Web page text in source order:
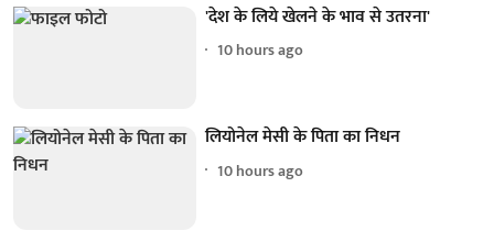
'देश के लिये खेलने के भाव से उतरना'
10 hours ago
लियोनेल मेसी के पिता का निधन
10 hours ago